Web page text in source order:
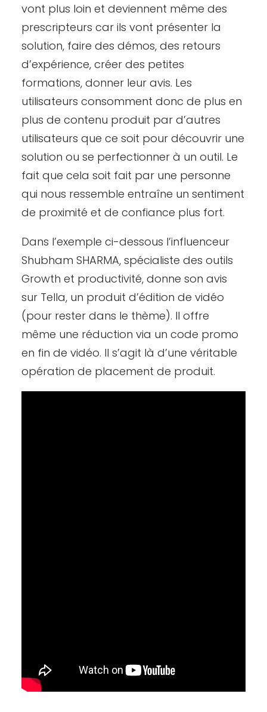
vont plus loin et deviennent même des
prescripteurs car ils vont présenter la
solution, faire des démos, des retours
d’expérience, créer des petites
formations, donner leur avis. Les
utilisateurs consomment donc de plus en
plus de contenu produit par d’autres
utilisateurs que ce soit pour découvrir une
solution ou se perfectionner à un outil. Le
fait que cela soit fait par une personne
qui nous ressemble entraîne un sentiment
de proximité et de confiance plus fort.
Dans l’exemple ci-dessous l’influenceur
Shubham SHARMA, spécialiste des outils
Growth et productivité, donne son avis
sur Tella, un produit d’édition de vidéo
(pour rester dans le thème). Il offre
même une réduction via un code promo
en fin de vidéo. Il s’agit là d’une véritable
opération de placement de produit.